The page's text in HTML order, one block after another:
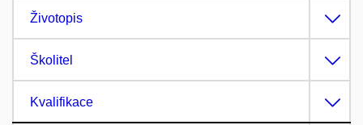
Životopis
Školitel
Kvalifikace